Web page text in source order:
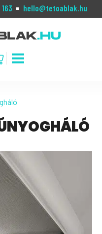
hello@tetoablak.hu